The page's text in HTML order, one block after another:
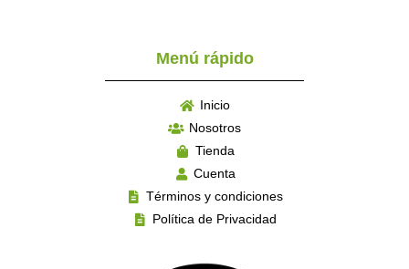
Menú rápido
Inicio
Nosotros
Tienda
Cuenta
Términos y condiciones
Política de Privacidad